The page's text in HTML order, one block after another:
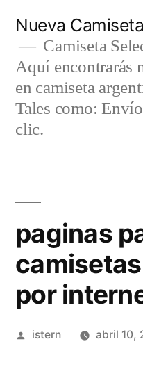
contenido
Nueva
Camiseta
Aquí encontrarás
en camiseta
Tales como:
clic.
paginas
por
Publicado
istern abril 10,